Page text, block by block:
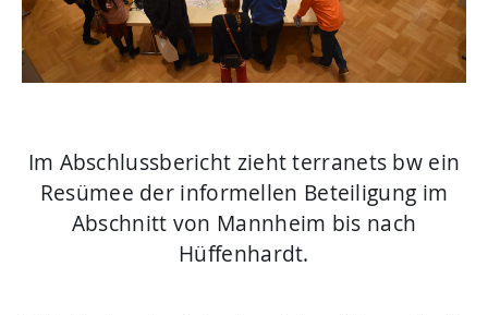
Aktuelles
Mediathek
Newsletter
Suche
Im Abschlussbericht zieht terranets bw ein
Resümee der informellen Beteiligung im
Abschnitt von Mannheim bis nach
Hüffenhardt.